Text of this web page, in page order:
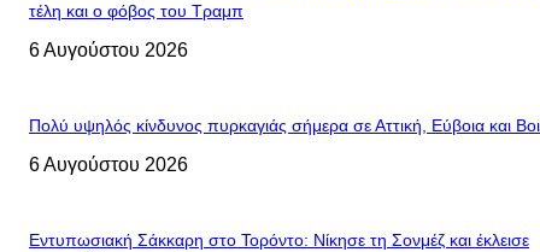
τέλη και ο φόβος του Τραμπ
6 Αυγούστου 2026
Πολύ υψηλός κίνδυνος πυρκαγιάς σήμερα σε Αττική, Εύβοια και
6 Αυγούστου 2026
Εντυπωσιακή Σάκκαρη στο Τορόντο: Νίκησε τη Σονμέζ και έκλεισε